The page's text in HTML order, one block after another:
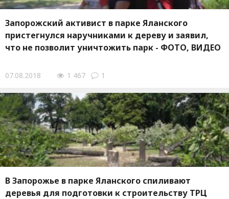
Запорожский активист в парке Яланского
пристегнулся наручниками к дереву и заявил,
что не позволит уничтожить парк - ФОТО, ВИДЕО
07.08.2018 1 467 1
В Запорожье в парке Яланского спиливают
деревья для подготовки к строительству ТРЦ